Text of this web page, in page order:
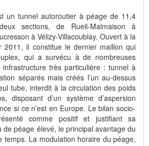
un tunnel autoroutier à péage de 11,4
sections, de Rueil-Malmaison à
à Vélizy-Villacoublay. Ouvert à la
2011, il constitue le dernier maillon qui
qui a survécu à de nombreuses
infrastructure très particulière : tunnel à
séparés mais créés l’un au-dessus
tube, interdit à la circulation des poids
disposant d’un système d’aspersion
si ce n’est en Europe. Le bilan socio-
comme positif et justifiant sa
de péage élevé, le principal avantage du
temps. La modulation horaire du péage,